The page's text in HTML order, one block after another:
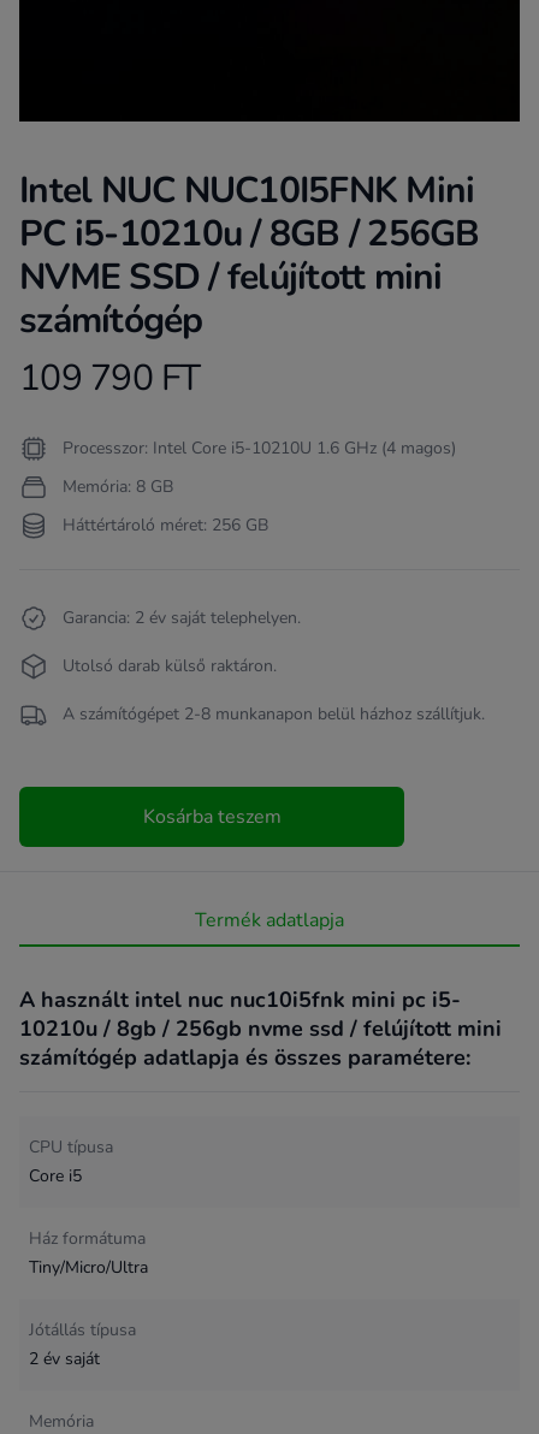
Intel NUC NUC10I5FNK Mini
PC i5-10210u / 8GB / 256GB
NVME SSD / felújított mini
számítógép
Product information
109 790 FT
Termékleírás
Processzor: Intel Core i5-10210U 1.6 GHz (4 magos)
Memória: 8 GB
Háttértároló méret: 256 GB
Garancia: 2 év saját telephelyen.
Utolsó darab külső raktáron.
A számítógépet 2-8 munkanapon belül házhoz szállítjuk.
Kosárba teszem
Termék adatlapja
A használt intel nuc nuc10i5fnk mini pc i5-
10210u / 8gb / 256gb nvme ssd / felújított mini
számítógép adatlapja és összes paramétere:
CPU típusa
Core i5
Ház formátuma
Tiny/Micro/Ultra
Jótállás típusa
2 év saját
Memória